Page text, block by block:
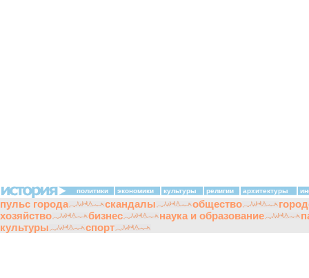
политики экономики культуры религии архитектуры
пульс города скандалы общество
хозяйство
бизнес наука и образование
культуры
спорт